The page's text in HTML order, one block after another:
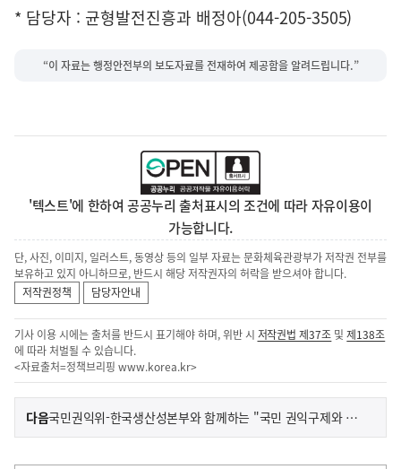
* 담당자 : 균형발전진흥과 배정아(044-205-3505)
“이 자료는 행정안전부의 보도자료를 전재하여 제공함을 알려드립니다.”
'텍스트'에 한하여 공공누리 출처표시의 조건에 따라 자유이용이
가능합니다.
단, 사진, 이미지, 일러스트, 동영상 등의 일부 자료는 문화체육관광부가 저작권 전부를
보유하고 있지 아니하므로, 반드시 해당 저작권자의 허락을 받으셔야 합니다.
저작권정책
담당자안내
기사 이용 시에는 출처를 반드시 표기해야 하며, 위반 시 저작권법 제37조 및제138조
에 따라 처벌될 수 있습니다.
<자료출처=정책브리핑 www.korea.kr>
이
전
다음기
국민권익위-한국생산성본부와 함께하는 "국민 권익구제와 청렴사회 구현"